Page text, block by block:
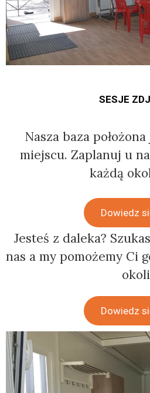
Dowiedz
Dowiedz
Nasza baza
miejscu. Zaplanuj u
każdą
SESJE
Jesteś z daleka?
nas a my pomożemy Ci